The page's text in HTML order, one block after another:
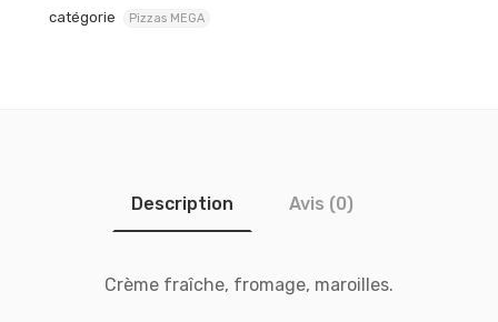
catégorie Pizzas MEGA
Description Avis (0)
Crème fraîche, fromage, maroilles.